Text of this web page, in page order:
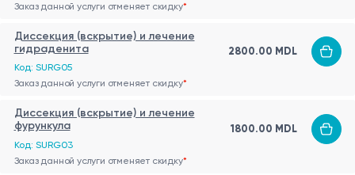
Заказ данной услуги отменяет скидку*
Диссекция (вскрытие) и лечение
гидраденита
Код: SURG05
2800.00 MDL
Заказ данной услуги отменяет скидку*
Диссекция (вскрытие) и лечение
фурункула
Код: SURG03
1800.00 MDL
Заказ данной услуги отменяет скидку*